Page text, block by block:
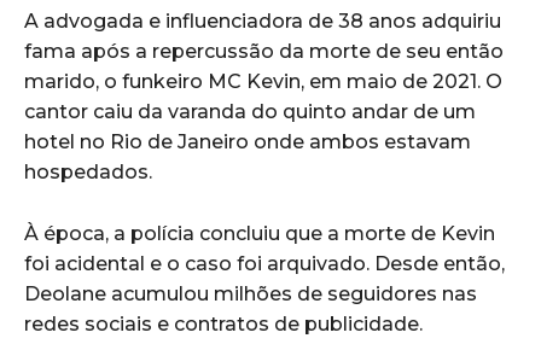
A advogada e influenciadora de 38 anos adquiriu
fama após a repercussão da morte de seu então
marido, o funkeiro MC Kevin, em maio de 2021. O
cantor caiu da varanda do quinto andar de um
hotel no Rio de Janeiro onde ambos estavam
hospedados.
À época, a polícia concluiu que a morte de Kevin
foi acidental e o caso foi arquivado. Desde então,
Deolane acumulou milhões de seguidores nas
redes sociais e contratos de publicidade.